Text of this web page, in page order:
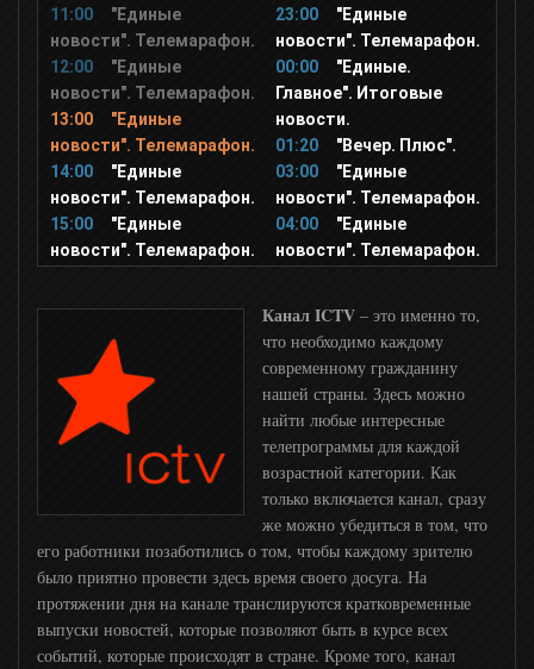
Звезда
9 канал Израиль
Дом кино
Дом кино Премиум
Остросюжетное HD
Hollywood
Победа
11:00
"Единые
новости". Телемарафон.
12:00
"Единые
новости". Телемарафон.
13:00
"Единые
новости". Телемарафон.
14:00
"Единые
новости". Телемарафон.
15:00
"Единые
новости". Телемарафон.
23:00
"Единые
новости". Телемарафон.
00:00
"Единые.
Главное". Итоговые
новости.
01:20
"Вечер. Плюс".
03:00
"Единые
новости". Телемарафон.
04:00
"Единые
новости". Телемарафон.
Канал ICTV– это именно то,
что необходимо каждому
современному гражданину
нашей страны. Здесь можно
найти любые интересные
телепрограммы для каждой
возрастной категории. Как
только включается канал, сразу
же можно убедиться в том, что
его работники позаботились о том, чтобы каждому зрителю
было приятно провести здесь время своего досуга. На
протяжении дня на канале транслируются кратковременные
выпуски новостей, которые позволяют быть в курсе всех
событий, которые происходят в стране. Кроме того, канал